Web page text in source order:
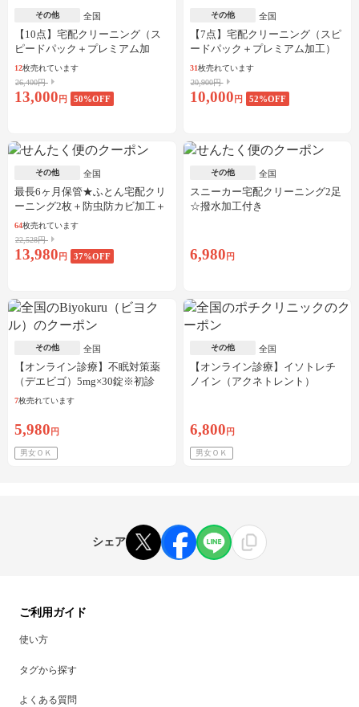
その他 全国
【10点】宅配クリーニング（ス
ピードパック＋プレミアム加
工）
12枚売れています
26,400円
13,000 円 50%OFF
その他 全国
【7点】宅配クリーニング（スピ
ードパック＋プレミアム加工）
31枚売れています
20,900円
10,000 円 52%OFF
その他 全国
最長6ヶ月保管★ふとん宅配クリ
ーニング2枚＋防虫防カビ加工＋
しみ抜き
64枚売れています
22,528円
13,980 円 37%OFF
その他 全国
スニーカー宅配クリーニング2足
☆撥水加工付き
6,980 円
その他 全国
【オンライン診療】不眠対策薬
（デエビゴ）5mg×30錠※初診
料・送料込
7枚売れています
5,980 円
男女ＯＫ
その他 全国
【オンライン診療】イソトレチ
ノイン（アクネトレント）
6,800 円
男女ＯＫ
シェア
ご利用ガイド
使い方
タグから探す
よくある質問